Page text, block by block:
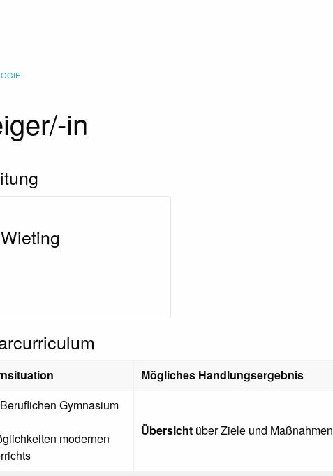
in
Mögliches Handlungsergebnis
Gymnasium
modernen
Übersicht über Ziele und Maßnahmen